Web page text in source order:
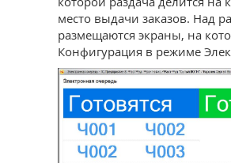
место выдачи заказов. Над
размещаются экраны, на
Конфигурация в режиме